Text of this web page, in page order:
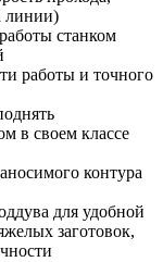
линии)
станком
работы и точного
в своем классе
контура
для удобной
заготовок,